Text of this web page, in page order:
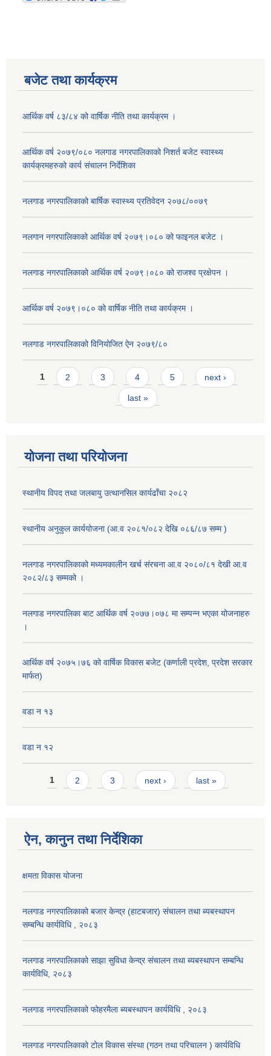
बजेट तथा कार्यक्रम
आर्थिक वर्ष ८३/८४ को वार्षिक नीति तथा कार्यक्रम ।
आर्थिक वर्ष २०७९/०८० नलगाड नगरपालिकाको निशर्त बजेट स्वास्थ्य
कार्यक्रमहरुको कार्य संचालन निर्देशिका
नलगाड नगरपालिकाको बार्षिक स्वास्थ्य प्रतिवेदन २०७८/००७९
नलगान नगरपालिकाको आर्थिक वर्ष २०७९।०८० को फाइनल बजेट ।
नलगाड नगरपालिकाको आर्थिक वर्ष २०७९।०८० को राजश्व प्रक्षेपन ।
आर्थिक वर्ष २०७९।०८० को वार्षिक नीति तथा कार्यक्रम ।
नलगाड नगरपालिकाको विनियोजित ऐन २०७९/८०
Pages
1 2 3 4 5 next ›
last »
योजना तथा परियोजना
स्थानीय विपद तथा जलबायु उत्थानसिल कार्यढाँचा २०८२
स्थानीय अनुकुल कार्ययोजना (आ.व २०८१/०८२ देखि ०८६/८७ सम्म )
नलगाड नगरपालिकाको मध्यमकालीन खर्च संरचना आ.व २०८०/८१ देखी आ.व
२०८२/८३ सम्मको ।
नलगाड नगरपालिका बाट आर्थिक वर्ष २०७७।०७८ मा सम्पन्न भएका योजनाहरु
।
आर्थिक वर्ष २०७५।७६ को वार्षिक विकास बजेट (कर्णाली प्रदेश, प्रदेश सरकार
मार्फत)
वडा न १३
वडा न १२
Pages
1 2 3 next › last »
ऐन, कानुन तथा निर्देशिका
क्षमता विकास योजना
नलगाड नगरपालिकाको बजार केन्द्र (हाटबजार) संचालन तथा ब्यबस्थापन
सम्बन्धि कार्यविधि , २०८३
नलगाड नगरपालिकाको साझा सुविधा केन्द्र संचालन तथा ब्यबस्थापन सम्बन्धि
कार्यविधि, २०८३
नलगाड नगरपालिकाको फोहरमैला ब्यबस्थापन कार्यविधि , २०८३
नलगाड नगरपालिकाको टोल विकास संस्था (गठन तथा परिचालन ) कार्यविधि